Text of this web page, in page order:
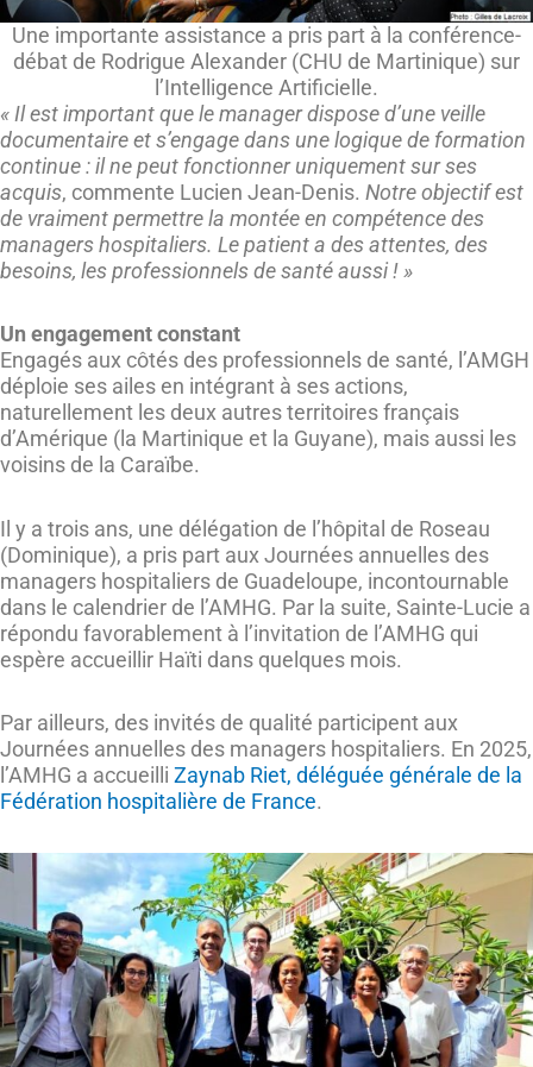
Une importante assistance a pris part à la conférence-
débat de Rodrigue Alexander (CHU de Martinique) sur
l’Intelligence Artificielle.
« Il est important que le manager dispose d’une veille
documentaire et s’engage dans une logique de formation
continue : il ne peut fonctionner uniquement sur ses
acquis, commente Lucien Jean-Denis. Notre objectif est
de vraiment permettre la montée en compétence des
managers hospitaliers. Le patient a des attentes, des
besoins, les professionnels de santé aussi ! »
Un engagement constant
Engagés aux côtés des professionnels de santé, l’AMGH
déploie ses ailes en intégrant à ses actions,
naturellement les deux autres territoires français
d’Amérique (la Martinique et la Guyane), mais aussi les
voisins de la Caraïbe.
Il y a trois ans, une délégation de l’hôpital de Roseau
(Dominique), a pris part aux Journées annuelles des
managers hospitaliers de Guadeloupe, incontournable
dans le calendrier de l’AMHG. Par la suite, Sainte-Lucie a
répondu favorablement à l’invitation de l’AMHG qui
espère accueillir Haïti dans quelques mois.
Par ailleurs, des invités de qualité participent aux
Journées annuelles des managers hospitaliers. En 2025,
l’AMHG a accueilli Zaynab Riet, déléguée générale de la
Fédération hospitalière de France.